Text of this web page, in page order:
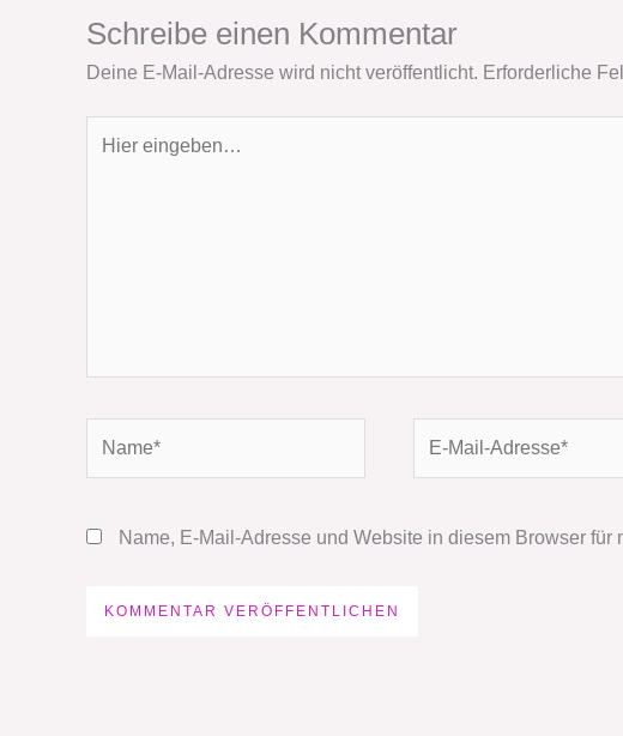
Schreibe einen Kommentar
Deine E-Mail-Adresse wird nicht veröffentlicht. Erforderliche
eingeben…
Mail-
Name, E-Mail-Adresse und Website in diesem Browser